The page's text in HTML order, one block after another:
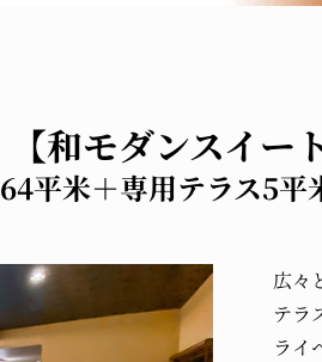
【和モダンスイー
64平米＋専用テラス5平
広々
テラ
ライ